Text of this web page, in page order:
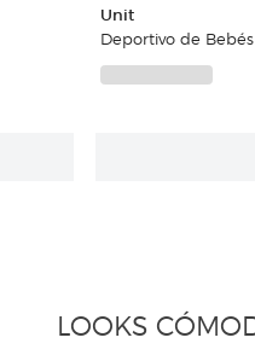
Unit
Deportivo de
LOOKS